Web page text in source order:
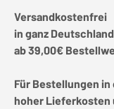
Versandkostenfrei
in ganz Deutschland
ab 39,00€
Für Bestellungen
hoher Lieferkosten